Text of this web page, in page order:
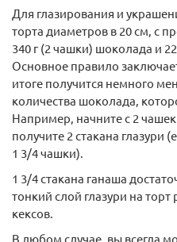
Для глазирования и
торта диаметров в 20 см, с
340 г (2 чашки) шоколада и
Основное правило
итоге получится немного
количества шоколада,
Например, начните с 2
получите 2 стакана
1 3/4 чашки).
1 3/4 стакана ганаша
тонкий слой глазури на
кексов.
В любом случае, вы всегда